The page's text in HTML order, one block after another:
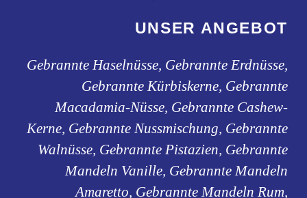
UNSER ANGEBOT
Gebrannte Haselnüsse, Gebrannte Erdnüsse,
Gebrannte Kürbiskerne, Gebrannte
Macadamia-Nüsse, Gebrannte Cashew-
Kerne, Gebrannte Nussmischung, Gebrannte
Walnüsse, Gebrannte Pistazien, Gebrannte
Mandeln Vanille, Gebrannte Mandeln
Amaretto, Gebrannte Mandeln Rum,